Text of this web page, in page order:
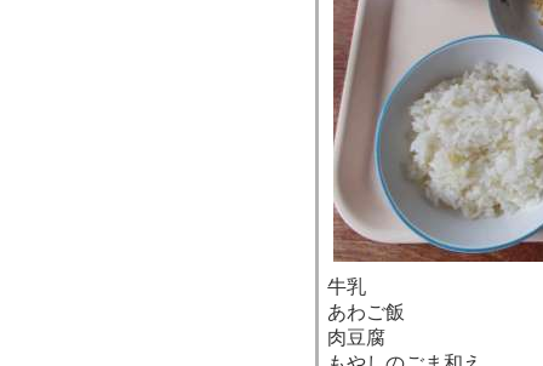
牛乳
あわご飯
肉豆腐